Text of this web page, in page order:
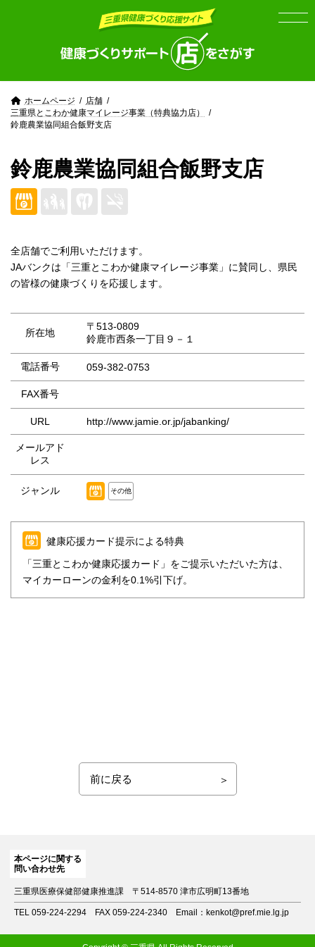
ホームページ
店舗
三重県とこわか健康マイレージ事業（特典協力店）
鈴鹿農業協同組合飯野支店
鈴鹿農業協同組合飯野支店
全店舗でご利用いただけます。
JAバンクは「三重とこわか健康マイレージ事業」に賛同し、県民
の皆様の健康づくりを応援します。
所在地
〒513-0809
鈴鹿市西条一丁目９－１
電話番号 059-382-0753
FAX番号
URL http://www.jamie.or.jp/jabanking/
メールアド
レス
ジャンル その他
健康応援カード提示による特典
「三重とこわか健康応援カード」をご提示いただいた方は、
マイカーローンの金利を0.1%引下げ。
前に戻る
本ページに関する
問い合わせ先
三重県医療保健部健康推進課 〒514-8570 津市広明町13番地
TEL 059-224-2294 FAX 059-224-2340 Email：kenkot@pref.mie.lg.jp